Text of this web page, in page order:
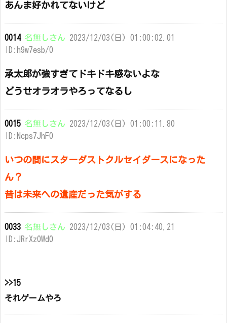
あんま好かれてないけど
0014 名無しさん 2023/12/03(日) 01:00:02.01
ID:h9w7esb/0
承太郎が強すぎてドキドキ感ないよな
どうせオラオラやろってなるし
0015 名無しさん 2023/12/03(日) 01:00:11.80
ID:Ncps7JhF0
いつの間にスターダストクルセイダースになった
ん？
昔は未来への遺産だった気がする
0033 名無しさん 2023/12/03(日) 01:04:40.21
ID:JRrXz0Wd0
>>15
それゲームやろ